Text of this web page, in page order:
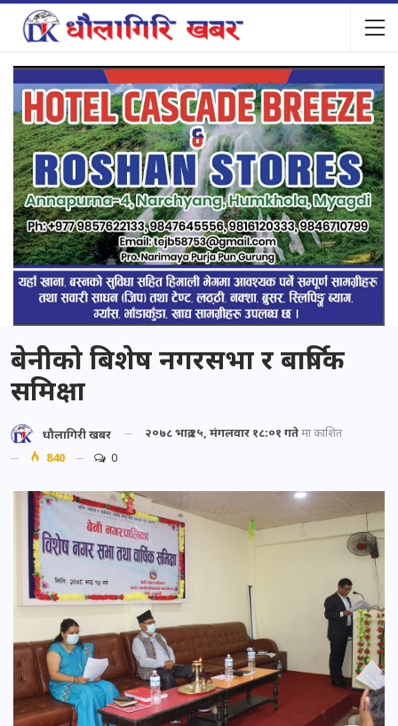
बेनीको बिशेष नगरसभा र बार्षिक
समिक्षा
धौलागिरी खबर २०७८ भाद्र १५, मंगलवार १८:०१ गतेमा प्रकाशित
840
0